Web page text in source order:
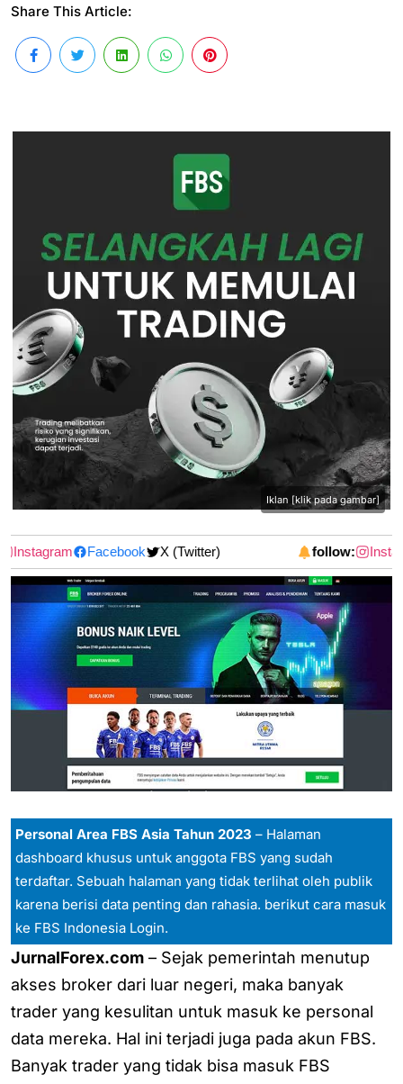
Share This Article:
Iklan [klik pada gambar]
Instagram Facebook X (Twitter) follow:
Personal Area FBS Asia Tahun 2023 – Halaman
dashboard khusus untuk anggota FBS yang sudah
terdaftar. Sebuah halaman yang tidak terlihat oleh publik
karena berisi data penting dan rahasia. berikut cara masuk
ke FBS Indonesia Login.
JurnalForex.com – Sejak pemerintah menutup
akses broker dari luar negeri, maka banyak
trader yang kesulitan untuk masuk ke personal
data mereka. Hal ini terjadi juga pada akun FBS.
Banyak trader yang tidak bisa masuk FBS